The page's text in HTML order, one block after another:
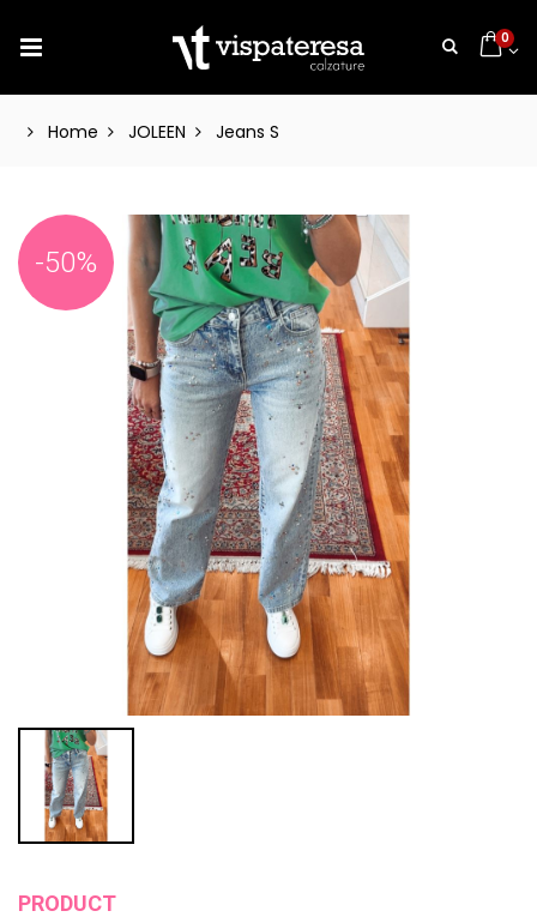
0
Home JOLEEN Jeans S
-50%
PRODUCT